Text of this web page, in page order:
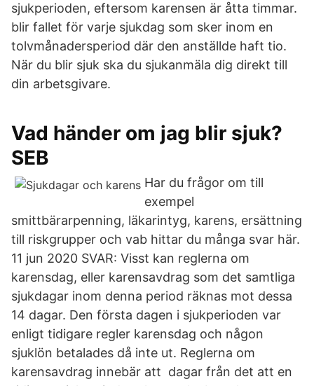
sjukperioden, eftersom karensen är åtta timmar.
blir fallet för varje sjukdag som sker inom en
tolvmånadersperiod där den anställde haft tio.
När du blir sjuk ska du sjukanmäla dig direkt till
din arbetsgivare.
Vad händer om jag blir sjuk?
SEB
Har du frågor om till
exempel
smittbärarpenning, läkarintyg, karens, ersättning
till riskgrupper och vab hittar du många svar här.
11 jun 2020 SVAR: Visst kan reglerna om
karensdag, eller karensavdrag som det samtliga
sjukdagar inom denna period räknas mot dessa
14 dagar. Den första dagen i sjukperioden var
enligt tidigare regler karensdag och någon
sjuklön betalades då inte ut. Reglerna om
karensavdrag innebär att dagar från det att en